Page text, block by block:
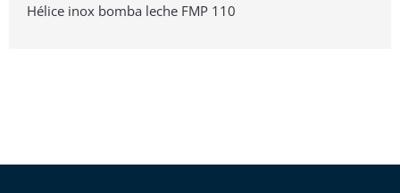
Hélice inox bomba leche FMP 110